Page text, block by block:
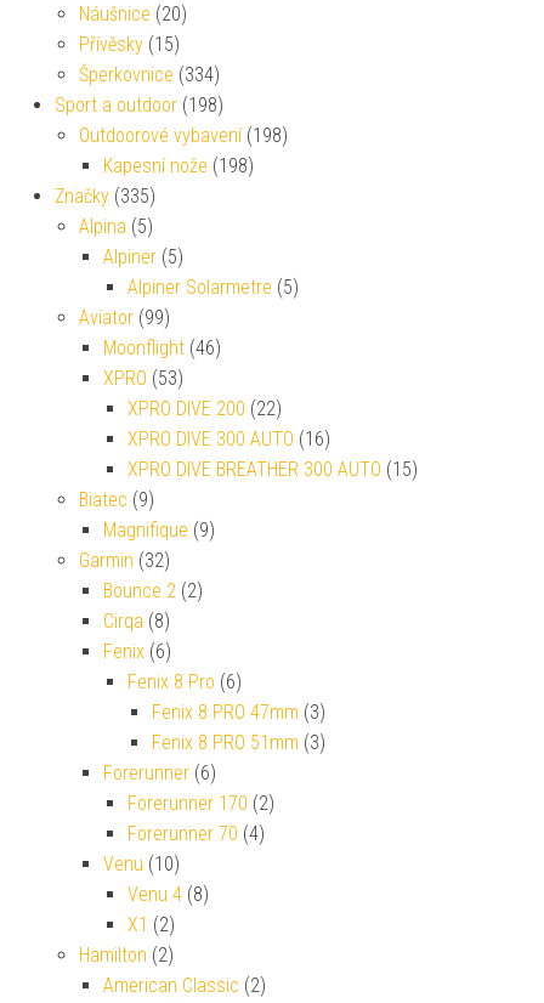
Náušnice (20)
Přívěsky (15)
Šperkovnice (334)
Sport a outdoor (198)
Outdoorové vybavení (198)
Kapesní nože (198)
Značky (335)
Alpina (5)
Alpiner (5)
Alpiner Solarmetre (5)
Aviator (99)
Moonflight (46)
XPRO (53)
XPRO DIVE 200 (22)
XPRO DIVE 300 AUTO (16)
XPRO DIVE BREATHER 300 AUTO (15)
Biatec (9)
Magnifique (9)
Garmin (32)
Bounce 2 (2)
Cirqa (8)
Fenix (6)
Fenix 8 Pro (6)
Fenix 8 PRO 47mm (3)
Fenix 8 PRO 51mm (3)
Forerunner (6)
Forerunner 170 (2)
Forerunner 70 (4)
Venu (10)
Venu 4 (8)
X1 (2)
Hamilton (2)
American Classic (2)